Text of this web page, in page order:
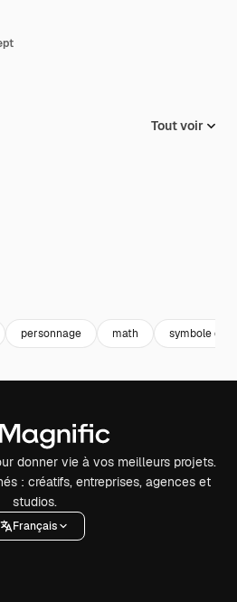
Tout voir
personnage math symbole de
donner vie à vos meilleurs projets.
: créatifs, entreprises, agences et
studios.
Français